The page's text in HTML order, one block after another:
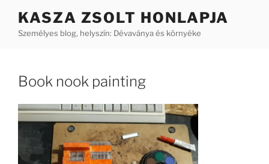
KASZA ZSOLT HONLAPJA
Személyes blog, helyszín: Dévaványa és környéke
Book nook painting